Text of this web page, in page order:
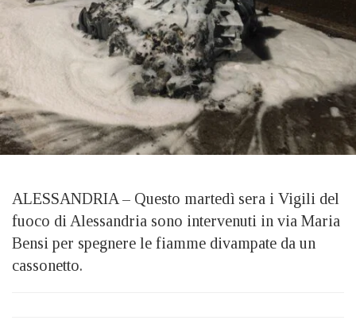
ALESSANDRIA – Questo martedì sera i Vigili del
fuoco di Alessandria sono intervenuti in via Maria
Bensi per spegnere le fiamme divampate da un
cassonetto.